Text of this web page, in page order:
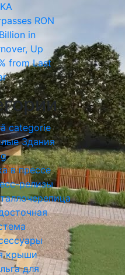
RON
in
Up
from Last
categorie
Здания
в прессе
релизы
крыши
для